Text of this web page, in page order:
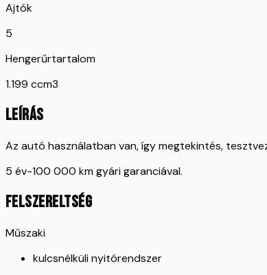
Ajtók
5
Hengerűrtartalom
1.199 ccm3
LEÍRÁS
Az autó használatban van, így megtekintés,
5 év-100 000 km gyári garanciával.
FELSZERELTSÉG
Műszaki
kulcsnélküli nyitórendszer